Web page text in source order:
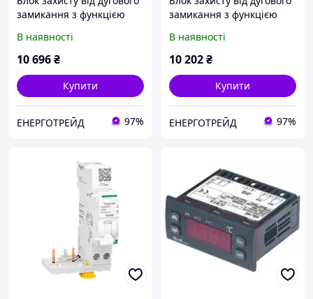
замикання з функцією
VigiARC iC60, 2P, 40A,
30мА, A-SI
В наявності
10 696₴
Купити
ЕНЕРГОТРЕЙД 97%
замикання з функцією
Active VigiARC iC60, 2P,
25A, 30мА, A-SI
В наявності
10 202₴
Купити
ЕНЕРГОТРЕЙД 97%